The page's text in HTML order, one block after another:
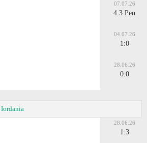
07.07.26
4:3 Pen
04.07.26
1:0
28.06.26
0:0
Iordania
28.06.26
1:3